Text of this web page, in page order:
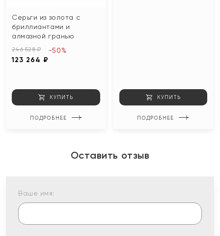
Серьги из золота с
бриллиантами и
алмазной гранью
246 528 ₽
123 264 ₽
-50%
КУПИТЬ
ПОДРОБНЕЕ
КУПИТЬ
ПОДРОБНЕЕ
Оставить отзыв
Ваше имя: